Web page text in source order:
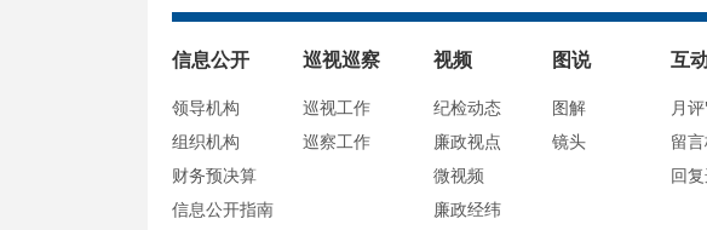
信息公开
领导机构
组织机构
财务预决算
信息公开指南
巡视巡察
巡视工作
巡察工作
视频
纪检动态
廉政视点
微视频
廉政经纬
图说
图解
镜头
互
月
留
回